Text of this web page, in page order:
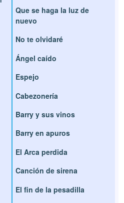
Que se haga la luz de
nuevo
No te olvidaré
Ángel caído
Espejo
Cabezonería
Barry y sus vinos
Barry en apuros
El Arca perdida
Canción de sirena
El fin de la pesadilla